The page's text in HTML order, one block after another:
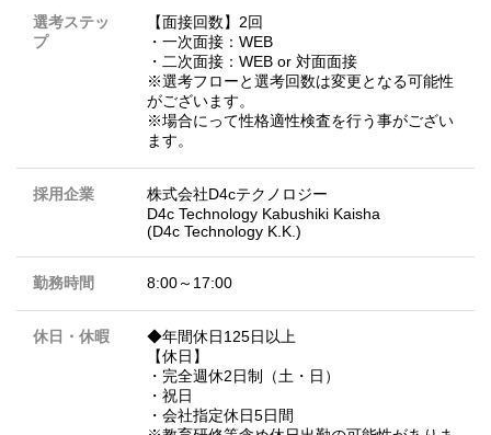
選考ステッ
プ
【面接回数】2回
・一次面接：WEB
・二次面接：WEB or 対面面接
※選考フローと選考回数は変更となる可能性
がございます。
※場合にって性格適性検査を行う事がござい
ます。
採用企業
株式会社D4cテクノロジー
D4c Technology Kabushiki Kaisha
(D4c Technology K.K.)
勤務時間 8:00～17:00
休日・休暇
◆年間休日125日以上
【休日】
・完全週休2日制（土・日）
・祝日
・会社指定休日5日間